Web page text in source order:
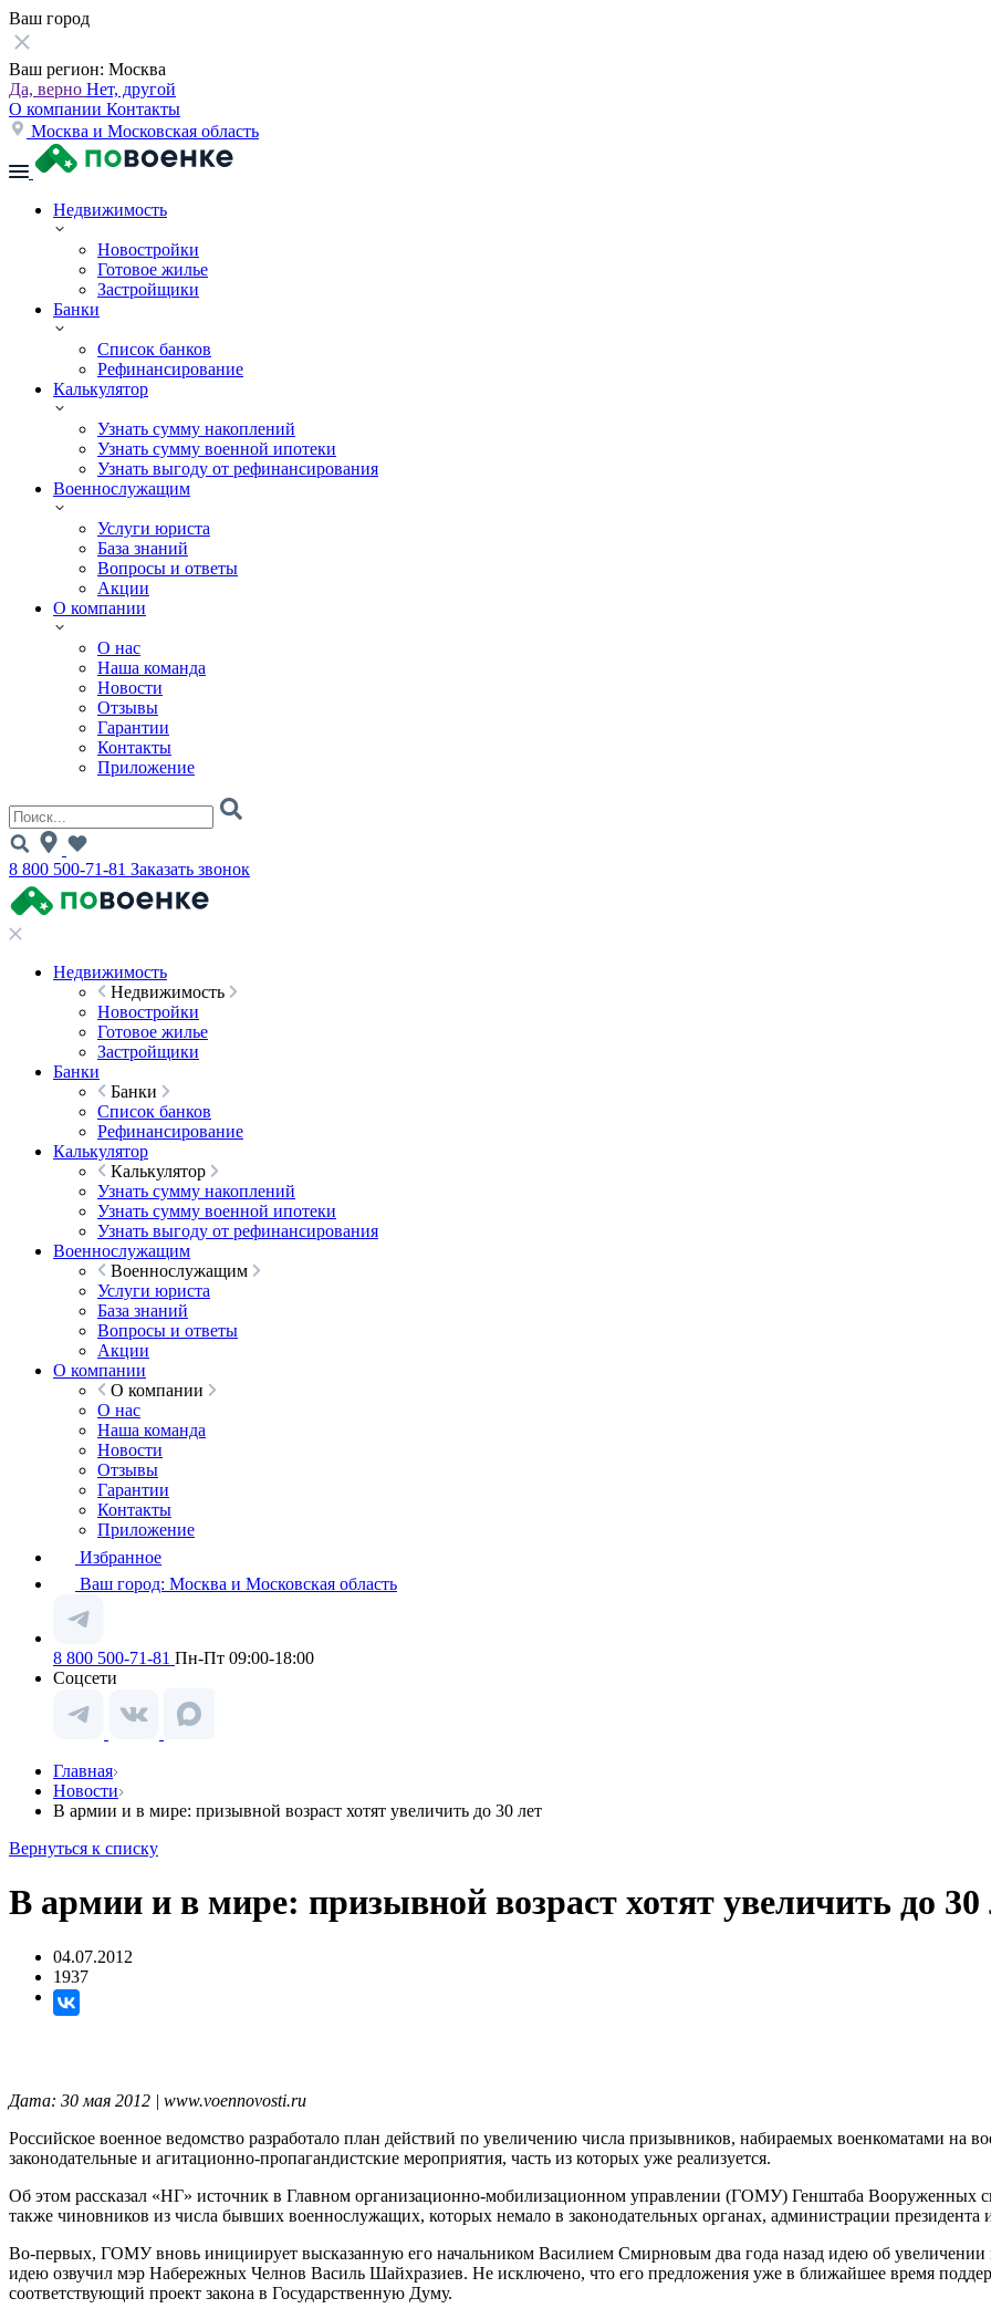
Ваш город
Ваш регион: Москва
Да, верно Нет, другой
О компании Контакты
Москва и Московская область
Недвижимость
Новостройки
Готовое жилье
Застройщики
Банки
Список банков
Рефинансирование
Калькулятор
Узнать сумму накоплений
Узнать сумму военной ипотеки
Узнать выгоду от рефинансирования
Военнослужащим
Услуги юриста
База знаний
Вопросы и ответы
Акции
О компании
О нас
Наша команда
Новости
Отзывы
Гарантии
Контакты
Приложение
8 800 500-71-81 Заказать звонок
Недвижимость
Недвижимость
Новостройки
Готовое жилье
Застройщики
Банки
Банки
Список банков
Рефинансирование
Калькулятор
Калькулятор
Узнать сумму накоплений
Узнать сумму военной ипотеки
Узнать выгоду от рефинансирования
Военнослужащим
Военнослужащим
Услуги юриста
База знаний
Вопросы и ответы
Акции
О компании
О компании
О нас
Наша команда
Новости
Отзывы
Гарантии
Контакты
Приложение
Избранное
Ваш город: Москва и Московская область
8 800 500-71-81 Пн-Пт 09:00-18:00
Соцсети
Главная
Новости
В армии и в мире: призывной возраст хотят увеличить до 30 лет
Вернуться к списку
В армии и в мире: призывной возраст хотят увеличить до 30
04.07.2012
1937
Дата: 30 мая 2012 | www.voennovosti.ru
Российское военное ведомство разработало план действий по увеличению числа призывников, набираемых военкоматами на
законодательные и агитационно-пропагандистские мероприятия, часть из которых уже реализуется.
Об этом рассказал «НГ» источник в Главном организационно-мобилизационном управлении (ГОМУ) Генштаба Вооруженных
также чиновников из числа бывших военнослужащих, которых немало в законодательных органах, администрации президента
Во-первых, ГОМУ вновь инициирует высказанную его начальником Василием Смирновым два года назад идею об увеличении
идею озвучил мэр Набережных Челнов Василь Шайхразиев. Не исключено, что его предложения уже в ближайшее время
соответствующий проект закона в Государственную Думу.